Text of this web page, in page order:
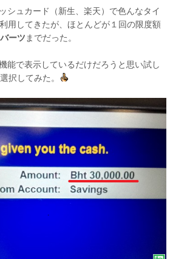
シュカード（新生、楽天）で色んなタイ
用してきたが、ほとんどが１回の限度額
ーツ までだった。
能で表示しているだけだろうと思い試し
択してみた。